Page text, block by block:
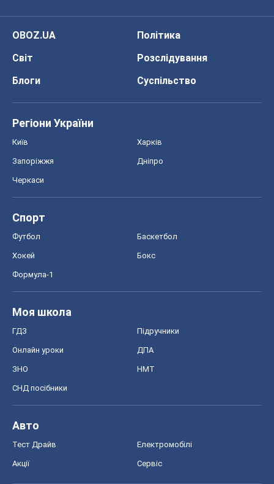
OBOZ.UA
Політика
Світ
Розслідування
Блоги
Суспільство
Регіони України
Київ Харків
Запоріжжя Дніпро
Черкаси
Спорт
Футбол Баскетбол
Хокей Бокс
Формула-1
Моя школа
ГДЗ Підручники
Онлайн уроки ДПА
ЗНО НМТ
СНД посібники
Авто
Тест Драйв Електромобілі
Акції Сервіс